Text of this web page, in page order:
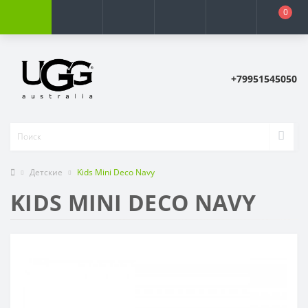
0
+79951545050
Детские Kids Mini Deco Navy
KIDS MINI DECO NAVY